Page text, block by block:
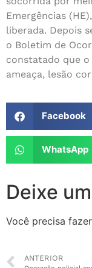
Emergências
liberada. Depois
o Boletim de
constatado que
ameaça, lesão
Facebook
WhatsApp
Deixe
Você precisa
ANTERIOR